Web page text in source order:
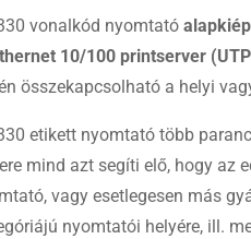
vonalkód nyomtató
10/100 printserver
összekapcsolható a helyi
etikett nyomtató több
mind azt segíti elő, hogy az
vagy esetlegesen más
nyomtatói helyére, ill.